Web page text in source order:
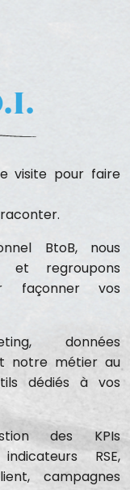
visite pour faire
BtoB, nous
et regroupons
façonner vos
données
notre métier au
dédiés à vos
des KPIs
RSE,
campagnes